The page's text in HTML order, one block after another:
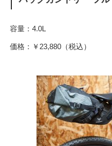
容量：4.0L
価格：￥23,880（税込）